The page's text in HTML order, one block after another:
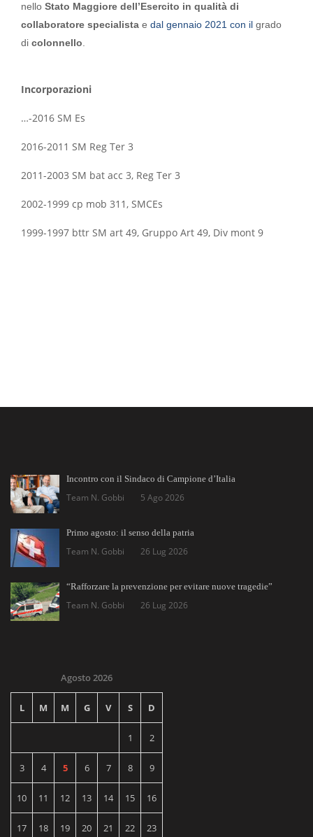
nello Stato Maggiore dell’Esercito in qualità di
collaboratore specialista e dal gennaio 2021 con il grado
di colonnello
Incorporazioni
…-2016 SM Es
2016-2011 SM Reg Ter 3
2011-2003 SM bat acc 3, Reg Ter 3
2002-1999 cp mob 311, SMCEs
1999-1997 bttr SM art 49, Gruppo Art 49, Div mont 9
Incontro con il Sindaco di Campione d’Italia
Team N. Gobbi 5 Ago 2026
Primo agosto: il senso della patria
Team N. Gobbi 26 Lug 2026
“Rafforzare la prevenzione per evitare nuove tragedie”
Team N. Gobbi 26 Lug 2026
Agosto 2026
L M M G V S D
1 2
3 4 5 6 7 8 9
10 11 12 13 14 15 16
17 18 19 20 21 22 23